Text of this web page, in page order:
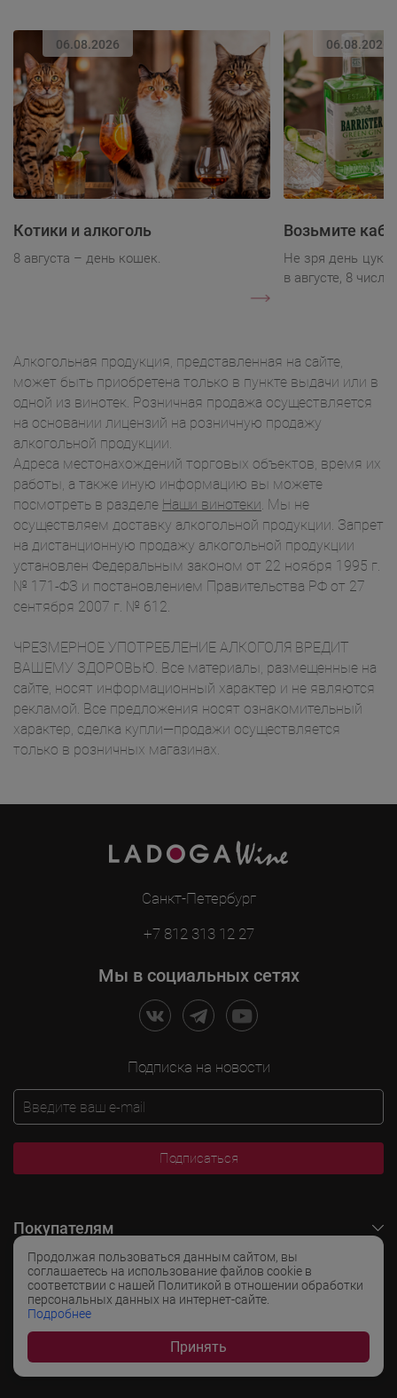
06.08.2026
Котики и алкоголь
8 августа – день кошек.
06.08.2026
Возьмите
Не зря день
в августе, 8 числа.
Продолжая пользоваться данным сайтом, вы
соглашаетесь на использование файлов cookie в
соответствии с нашей Политикой в отношении обработки
персональных данных на интернет-сайте.
Подробнее
Принять
Алкогольная продукция, представленная на сайте,
может быть приобретена только в пункте выдачи или в
одной из винотек. Розничная продажа осуществляется
на основании лицензий на розничную продажу
алкогольной продукции.
Адреса местонахождений торговых объектов, время их
работы, а также иную информацию вы можете
посмотреть в разделе Наши винотеки. Мы не
осуществляем доставку алкогольной продукции. Запрет
на дистанционную продажу алкогольной продукции
установлен Федеральным законом от 22 ноября 1995 г.
№ 171-ФЗ и постановлением Правительства РФ от 27
сентября 2007 г. № 612.
ЧРЕЗМЕРНОЕ УПОТРЕБЛЕНИЕ АЛКОГОЛЯ ВРЕДИТ
ВАШЕМУ ЗДОРОВЬЮ. Все материалы, размещенные на
сайте, носят информационный характер и не являются
рекламой. Все предложения носят ознакомительный
характер, сделка купли—продажи осуществляется
только в розничных магазинах.
Санкт-Петербург
+7 812 313 12 27
Мы в социальных сетях
Подписка на новости
Подписаться
Покупателям
O LADOGA Wine
Интересные разделы
Популярные разделы